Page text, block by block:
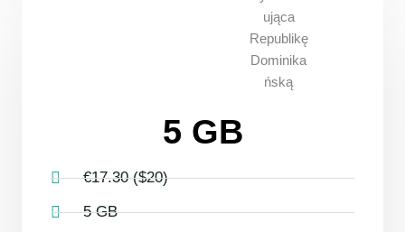
5 GB
€17.30 ($20)
5 GB